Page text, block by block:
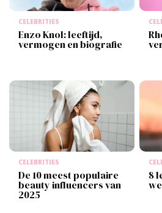
CELEBRITIES
Enzo Knol: leeftijd,
vermogen en biografie
CELEBRITIES
De 10 meest populaire
beauty influencers van
2025
8